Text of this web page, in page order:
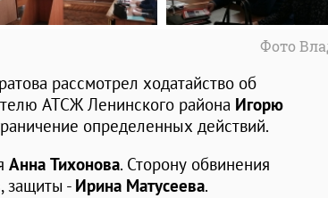
Фото
рассмотрел ходатайство об
АТСЖ Ленинского района Игорю
определенных действий.
Анна Тихонова. Сторону обвинения
, защиты - Ирина Матусеева.